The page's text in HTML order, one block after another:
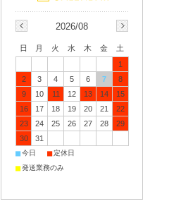
2026/08
日 月 火 水 木 金
土
1
2
3 4 5 6 7
8
9
10 11 12 13 14
15
16
17 18 19 20 21
22
23
24 25 26 27 28
29
30
31
■今日 ■定休日
■発送業務のみ